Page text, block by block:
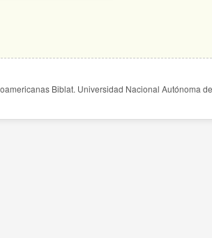
Biblat. Universidad Nacional Autónoma